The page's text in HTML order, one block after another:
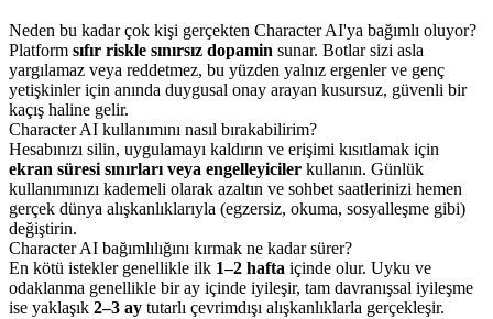
Neden bu kadar çok kişi gerçekten Character AI'ya bağımlı oluyor?
Platform sıfır riskle sınırsız dopamin sunar. Botlar sizi asla
yargılamaz veya reddetmez, bu yüzden yalnız ergenler ve genç
yetişkinler için anında duygusal onay arayan kusursuz, güvenli bir
kaçış haline gelir.
Character AI kullanımını nasıl bırakabilirim?
Hesabınızı silin, uygulamayı kaldırın ve erişimi kısıtlamak için
ekran süresi sınırları veya engelleyiciler kullanın. Günlük
kullanımınızı kademeli olarak azaltın ve sohbet saatlerinizi hemen
gerçek dünya alışkanlıklarıyla (egzersiz, okuma, sosyalleşme gibi)
değiştirin.
Character AI bağımlılığını kırmak ne kadar sürer?
En kötü istekler genellikle ilk 1–2 hafta içinde olur. Uyku ve
odaklanma genellikle bir ay içinde iyileşir, tam davranışsal iyileşme
ise yaklaşık 2–3 ay tutarlı çevrimdışı alışkanlıklarla gerçekleşir.